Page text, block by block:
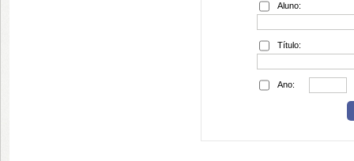
Aluno:
Título:
Ano: